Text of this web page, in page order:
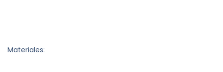
Materiales: